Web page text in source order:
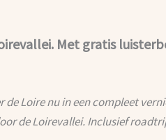
Met gratis
de Loire nu in een compleet
de Loirevallei. Inclusief